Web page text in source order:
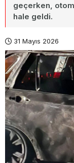
geçerken,
hale geldi.
31 Mayıs 2026